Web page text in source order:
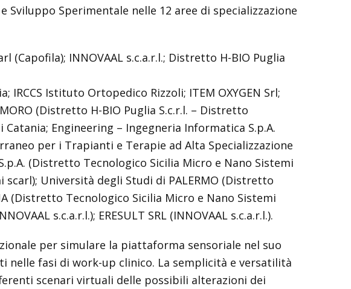
Sviluppo Sperimentale nelle 12 aree di specializzazione
INNOVAAL s.c.a.r.l.; Distretto H-BIO Puglia
IRCCS Istituto Ortopedico Rizzoli; ITEM OXYGEN Srl;
(Distretto H-BIO Puglia S.c.r.l. – Distretto
Engineering – Ingegneria Informatica S.p.A.
per i Trapianti e Terapie ad Alta Specializzazione
(Distretto Tecnologico Sicilia Micro e Nano Sistemi
scarl); Università degli Studi di PALERMO (Distretto
(Distretto Tecnologico Sicilia Micro e Nano Sistemi
s.c.a.r.l.); ERESULT SRL (INNOVAAL s.c.a.r.l.).
per simulare la piattaforma sensoriale nel suo
nelle fasi di work-up clinico. La semplicità e versatilità
scenari virtuali delle possibili alterazioni dei